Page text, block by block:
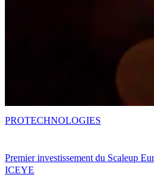
Premier investissement du Scaleup
ICEYE
PROTECHNOLOGIES